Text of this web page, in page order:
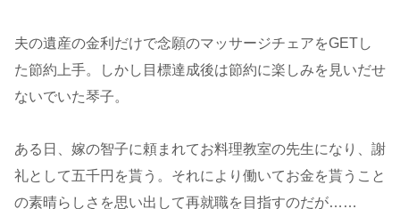
夫の遺産の金利だけで念願のマッサージチェアをGETし
た節約上手。しかし目標達成後は節約に楽しみを見いだせ
ないでいた琴子。
ある日、嫁の智子に頼まれてお料理教室の先生になり、謝
礼として五千円を貰う。それにより働いてお金を貰うこと
の素晴らしさを思い出して再就職を目指すのだが……